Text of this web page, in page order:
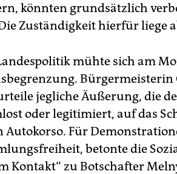
könnten grundsätzlich
Zuständigkeit hierfür liege
mühte sich am
jegliche Äußerung, die
oder legitimiert, auf das
Autokorso. Für
betonte die
Kontakt“ zu Botschafter